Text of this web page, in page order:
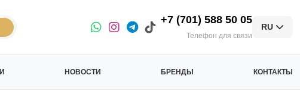
+7 (701) 588 50 05
Телефон для связи
RU
НОВОСТИ БРЕНДЫ КОНТАКТЫ